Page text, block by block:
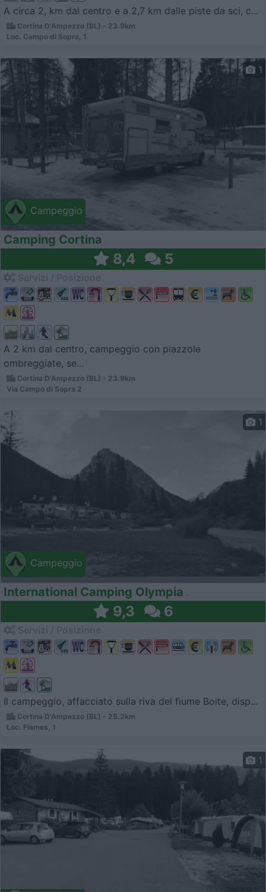
A circa 2, km dal centro e a 2,7 km dalle piste da sci, c...
Cortina D'Ampezzo (BL) - 23.9km
Loc. Campo di Sopra, 1
Campeggio
1
Camping Cortina
8,4 5
A 2 km dal centro, campeggio con piazzole
ombreggiate, se...
Cortina D'Ampezzo (BL) - 23.9km
Via Campo di Sopra 2
Campeggio
1
International Camping Olympia
9,3 6
Il campeggio, affacciato sulla riva del fiume Boite, disp...
Cortina D'Ampezzo (BL) - 25.2km
Loc. Fiames, 1
1